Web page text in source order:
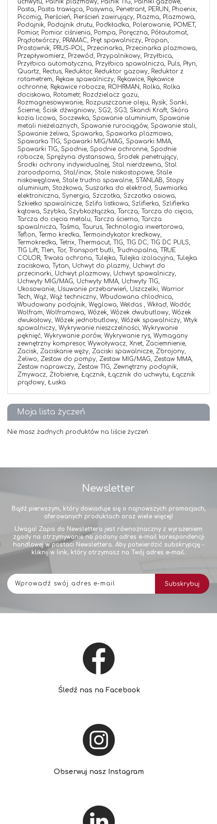
uchwytu, Palnik plazmowy, Palnik TIG, Palniki gazowe,
Pasta, Pasta trawiąca, Pasywna, Penetrant, PERUN, Phoenix,
Picomig, Pierścień, Pierścień zawirujący, Plazma, Plazmowa,
Podajnik, Podajnik drutu, Podkładka, Polerowanie, POMET,
Pomiar, Pomiar ciśnienia, Pompa, Poręczna, Półautomat,
Prądotwórczy, PRAMAC, Pręt spawalniczy, Propan,
Prostownik, PRUS-POL, Przecinarka, Przecinarka plazmowa,
Przepływomierz, Przewód, Przypalnikowy, Przyłbica,
Przyłbica automatyczna, Przyłbica spawalnicza, Puls, Płyn,
Quartz, Rectus, Reduktor, Reduktor gazowy, Reduktor z
rotametrem, Rękaw spawalniczy, Rękawice, Rękawice
ochronne, Rękawice robocze, ROHRMAN, Rolka, Rolka
dociskowa, Rotametr, Rozdzielacz gazu,
Rozmagnesowywanie, Rozpuszczanie oleju, Rysik, Sanki,
Ścierne, Ścisk dźwigniowy, SG2, SG3, Skandi Kraft, Skóra
kozia licowa, Soczewka, Spawanie aluminium, Spawanie
metali nieżelaznych, Spawanie rurociągów, Spawanie stali,
Spawanie żeliwa, Spawarka, Spawarka plazmowa,
Spawarka TIG, Spawarki MIG/MAG, Spawarki MMA,
Spawarki TIG, Spodnie, Spodnie ochronne, Spodnie
robocze, Sprężyna dystansowa, Środek penetrujący,
Środki ochrony indywidualnej, Stal nierdzewna, Stal
żaroodporna, Stal/inox, Stale niskostopowe, Stale
niskowęglowe, Stale trudno spawalne, STANLAB, Stopy
aluminium, Stożkowa, Suszarka do elektrod, Suwmiarka
elektroniczna, Synergia, Szczotka, Szczotka osiowa,
Szkiełko spawalnicze, Szlifa listkowa, Szlifierka, Szlifierka
kątowa, Szybka, Szybkozłączka, Tarcza, Tarcza do cięcia,
Tarcza do cięcia metalu, Tarcza ścierna, Tarcza
spawalnicza, Taśma, Taurus, Technologia inwertorowa,
Teflon, Termo kredka, Termoindykator kredkowy,
Termokredka, Tetrix, Thermacut, TIG, TIG DC, TIG DC PULS,
TIG Lift, Tlen, Tor, Transport butli, Trudnopalna, TRUE
COLOR, Trwała ochrona, Tulejka, Tulejka izolacyjna, Tulejka
zaciskowa, Tytan, Uchwyt do plazmy, Uchwyt do
przecinarki, Uchwyt plazmowy, Uchwyt spawalniczy,
Uchwyty MIG/MAG, Uchwyty MMA, Uchwyty TIG,
Ukosowanie, Usuwanie przebarwień, Uszczelki, Warrior
Tech, Wąż, Wąż techniczny, Wbudowana chlodnica,
Wbudowany podajnik, Węglowa, Weldas , Wkład, Wodór,
Wolfram, Wolframowa, Wózek, Wózek dwubutlowy, Wózek
dwukołowy, Wózek jednobutlowy, Wózek spawalniczy, Wtyk
spawalniczy, Wykrywanie nieszczelności, Wykrywanie
pęknięć, Wykrywanie porów, Wykrywanie rys, Wymagany
zewnętrzny kompresor, Wywoływacz, Xnet, Zaciemnienie,
Zacisk, Zaciskanie węży, Zaciski spawalnicze, Zbrojony,
Żeliwo, Zestaw do pompy, Zestaw MIG/MAG, Zestaw MMA,
Zestaw naprawczy, Zestaw TIG, Zewnętrzny podajnik,
Zmywacz, Żłobienie, Łącznik, Łącznik do uchwytu, Łącznik
prądowy, Łuska
Moja lista życzeń
Nie masz żadnych produktów na liście życzeń.
Newsletter
Bądź pierwszym, który dowiaduje się o najnowszych promocjach,
oferowanych produktach oraz wiele więcej!
Uwaga! Zapis do Newslettera jest równoznaczny z wyrażeniem
zgody na otrzymywanie na podany adres e-mail korespondencji
handlowej w postaci Newslettera. Aby potwierdzić subskrypcję -
kliknij w link, który otrzymasz na Twój adres e-mail.
nasz
newsletter:
Subskrybuj
Śledź nas na Facebook
Obserwuj nasz Instagram